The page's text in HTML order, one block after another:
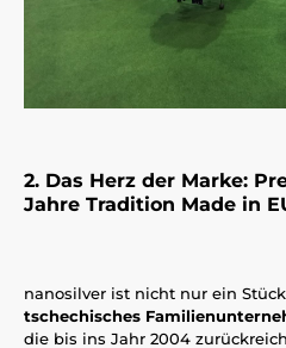
2. Das Herz der Marke:
Jahre Tradition Made in
nanosilver ist nicht nur ein
tschechisches
die bis ins Jahr 2004